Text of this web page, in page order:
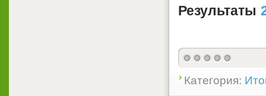
Результаты
Категория: